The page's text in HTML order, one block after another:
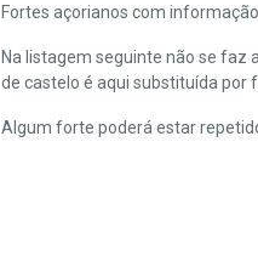
Fortes açorianos com
Na listagem seguinte não se faz
de castelo é aqui substituída por
Algum forte poderá estar